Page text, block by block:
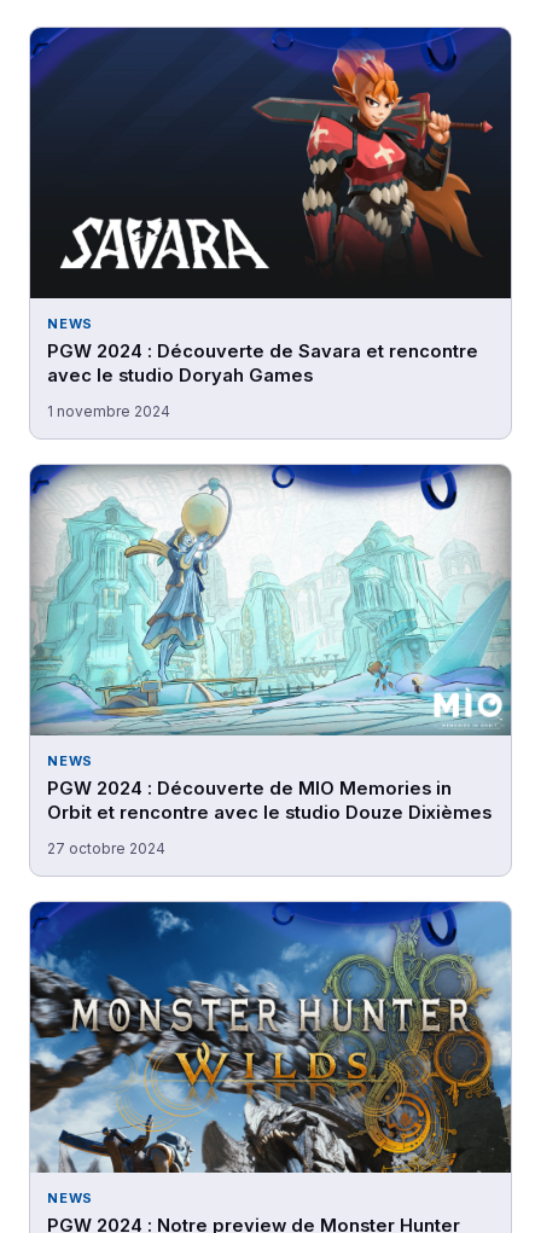
NEWS
PGW 2024 : Découverte de Savara et rencontre
avec le studio Doryah Games
1 novembre 2024
NEWS
PGW 2024 : Découverte de MIO Memories in
Orbit et rencontre avec le studio Douze Dixièmes
27 octobre 2024
NEWS
PGW 2024 : Notre preview de Monster Hunter